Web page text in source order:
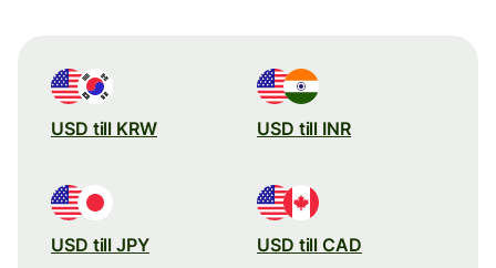
USD till KRW USD till INR
USD till JPY USD till CAD